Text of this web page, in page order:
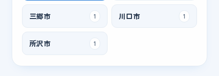
三郷市 1 川口市 1
所沢市 1